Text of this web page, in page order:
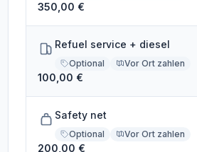
350,00 €
Refuel service + diesel
Optional Vor Ort zahlen
100,00 €
Safety net
Optional Vor Ort zahlen
200,00 €